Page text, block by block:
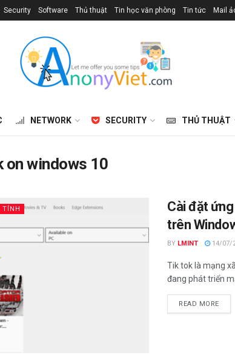
Security Software Thủ thuật Tin học văn phòng Tin tức Mail
NETWORK SECURITY THỦ THUẬT
on windows 10
TÍNH
Cài đặt
trên
BY LMINT 14/07/
Tik tok là mạng
đang phát triển
READ MORE